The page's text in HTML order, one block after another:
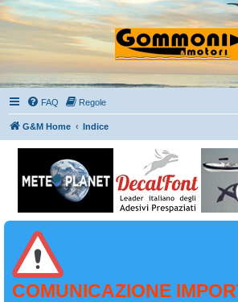
FAQ Regole
G&M Home Indice
COMUNICAZIONE